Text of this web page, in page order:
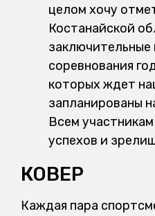
целом хочу
Костанайской
заключительные
соревнования
которых ждет
запланированы
Всем
успехов и
КОВЕР
Каждая пара